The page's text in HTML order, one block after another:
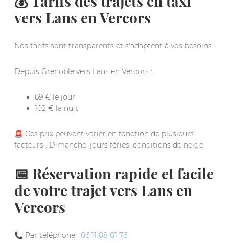
vers Lans en Vercors
Nos tarifs sont transparents et s'adaptent à vos besoins.
Depuis Grenoble vers Lans en Vercors :
69 € le jour
102 € la nuit
🚨 Ces prix peuvent varier en fonction de plusieurs
facteurs : Dimanche, jours fériés, conditions de neige.
📅 Réservation rapide et facile
de votre trajet vers Lans en
Vercors
📞 Par téléphone : 06 11 08 81 76